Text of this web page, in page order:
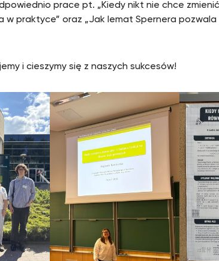
prace pt. „Kiedy nikt nie chce
w praktyce” oraz „Jak lemat Spernera
i cieszymy się z naszych sukcesów!